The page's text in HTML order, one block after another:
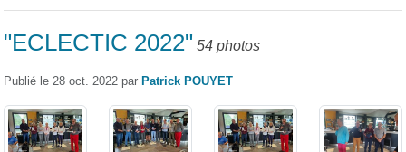
"ECLECTIC 2022" 54 photos
Publié le 28 oct. 2022 par Patrick POUYET